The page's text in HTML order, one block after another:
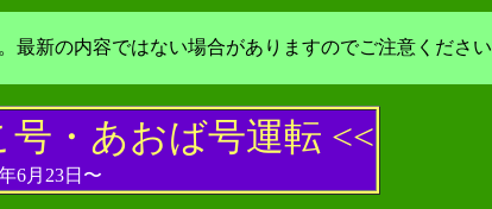
最新の内容ではない場合がありますのでご注意ください
・あおば号運転 <<
6月23日〜